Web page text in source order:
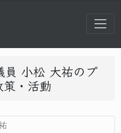
員 小松 大祐のプ
・活動